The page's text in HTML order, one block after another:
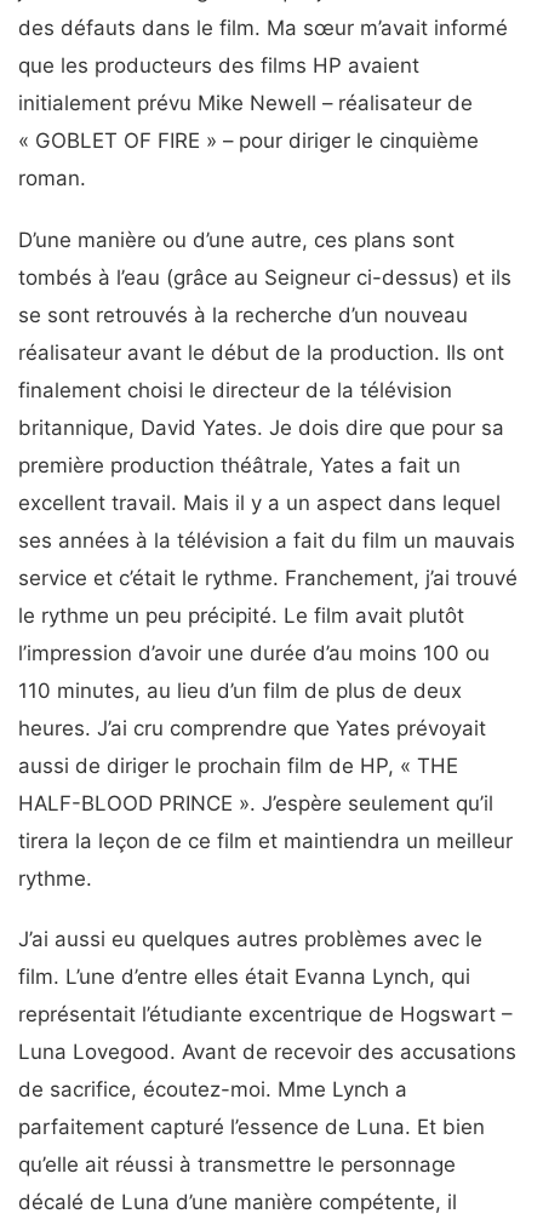
des défauts dans le film. Ma sœur m’avait informé
que les producteurs des films HP avaient
initialement prévu Mike Newell – réalisateur de
« GOBLET OF FIRE » – pour diriger le cinquième
roman.
D’une manière ou d’une autre, ces plans sont
tombés à l’eau (grâce au Seigneur ci-dessus) et ils
se sont retrouvés à la recherche d’un nouveau
réalisateur avant le début de la production. Ils ont
finalement choisi le directeur de la télévision
britannique, David Yates. Je dois dire que pour sa
première production théâtrale, Yates a fait un
excellent travail. Mais il y a un aspect dans lequel
ses années à la télévision a fait du film un mauvais
service et c’était le rythme. Franchement, j’ai trouvé
le rythme un peu précipité. Le film avait plutôt
l’impression d’avoir une durée d’au moins 100 ou
110 minutes, au lieu d’un film de plus de deux
heures. J’ai cru comprendre que Yates prévoyait
aussi de diriger le prochain film de HP, « THE
HALF-BLOOD PRINCE ». J’espère seulement qu’il
tirera la leçon de ce film et maintiendra un meilleur
rythme.
J’ai aussi eu quelques autres problèmes avec le
film. L’une d’entre elles était Evanna Lynch, qui
représentait l’étudiante excentrique de Hogswart –
Luna Lovegood. Avant de recevoir des accusations
de sacrifice, écoutez-moi. Mme Lynch a
parfaitement capturé l’essence de Luna. Et bien
qu’elle ait réussi à transmettre le personnage
décalé de Luna d’une manière compétente, il